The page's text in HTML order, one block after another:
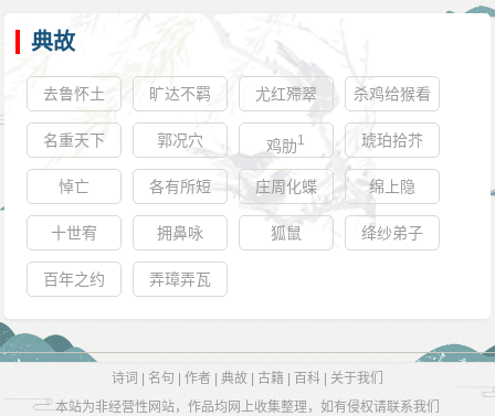
典故
去鲁怀土 旷达不羁 尤红殢翠 杀鸡给猴看
名重天下 郭况穴 鸡肋1 琥珀拾芥
悼亡 各有所短 庄周化蝶 绵上隐
十世宥 拥鼻咏 狐鼠 绛纱弟子
百年之约 弄璋弄瓦
诗词 名句 作者 典故 古籍 百科
关于我们
本站为非经营性网站，作品均网上收集整理，如有侵权请联系我们